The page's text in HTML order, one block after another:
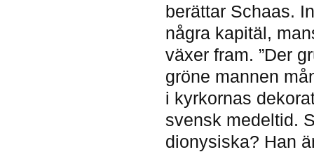
berättar Schaas.
några kapitäl,
växer fram. ”Der
gröne mannen
i kyrkornas
svensk medeltid.
dionysiska? Han